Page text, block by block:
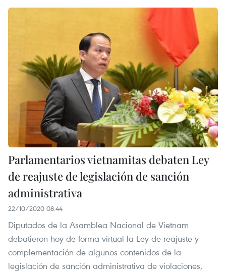
Parlamentarios vietnamitas debaten Ley
de reajuste de legislación de sanción
administrativa
22/10/2020 08:44
Diputados de la Asamblea Nacional de Vietnam
debatieron hoy de forma virtual la Ley de reajuste y
complementación de algunos contenidos de la
legislación de sanción administrativa de violaciones,